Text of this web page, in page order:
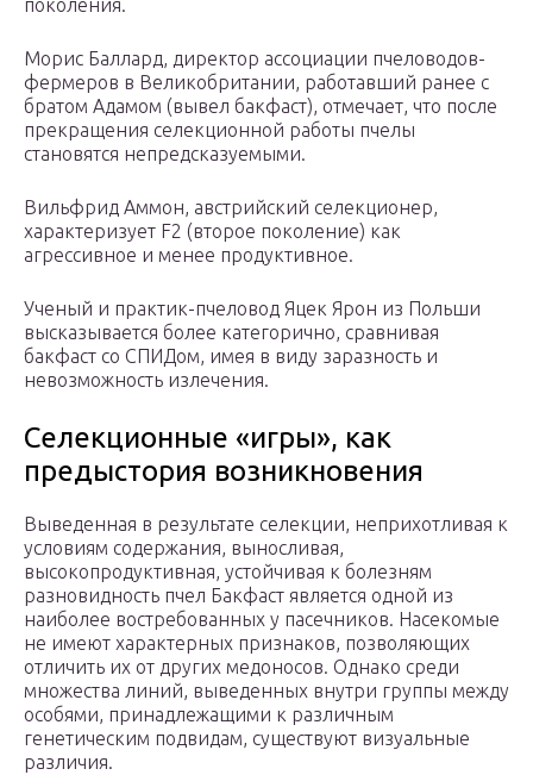
поколения.
Морис Баллард, директор ассоциации пчеловодов-
фермеров в Великобритании, работавший ранее с
братом Адамом (вывел бакфаст), отмечает, что после
прекращения селекционной работы пчелы
становятся непредсказуемыми.
Вильфрид Аммон, австрийский селекционер,
характеризует F2 (второе поколение) как
агрессивное и менее продуктивное.
Ученый и практик-пчеловод Яцек Ярон из Польши
высказывается более категорично, сравнивая
бакфаст со СПИДом, имея в виду заразность и
невозможность излечения.
Селекционные «игры», как
предыстория возникновения
Выведенная в результате селекции, неприхотливая к
условиям содержания, выносливая,
высокопродуктивная, устойчивая к болезням
разновидность пчел Бакфаст является одной из
наиболее востребованных у пасечников. Насекомые
не имеют характерных признаков, позволяющих
отличить их от других медоносов. Однако среди
множества линий, выведенных внутри группы между
особями, принадлежащими к различным
генетическим подвидам, существуют визуальные
различия.